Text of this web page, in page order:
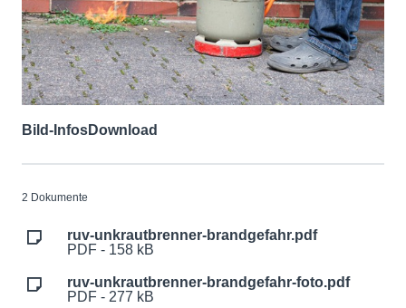
Bild-InfosDownload
2 Dokumente
ruv-unkrautbrenner-brandgefahr.pdf
PDF - 158 kB
ruv-unkrautbrenner-brandgefahr-foto.pdf
PDF - 277 kB